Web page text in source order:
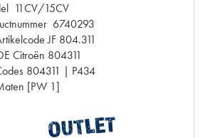
11CV/15CV
6740293
JF 804.311
Citroën 804311
804311 | P434
[PW 1]